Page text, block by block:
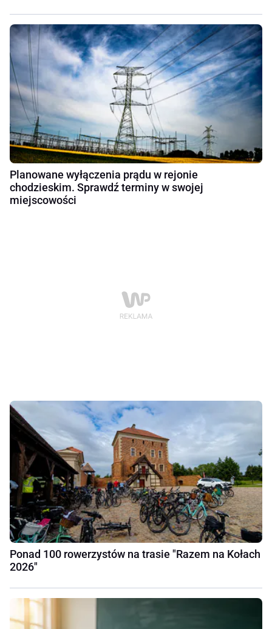
Planowane wyłączenia prądu w rejonie
chodzieskim. Sprawdź terminy w swojej
miejscowości
Ponad 100 rowerzystów na trasie "Razem na Kołach
2026"